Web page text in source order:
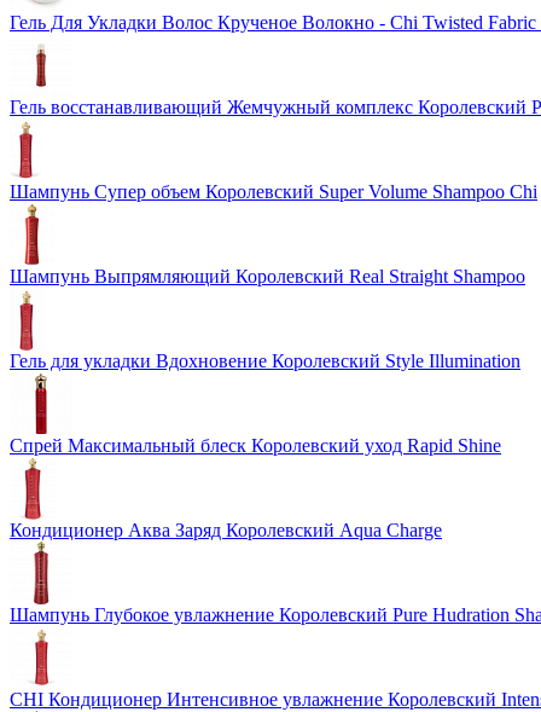
Гель Для Укладки Волос Крученое Волокно - Chi Twisted Fabric
Гель восстанавливающий Жемчужный комплекс Королевский
Шампунь Супер объем Королевский Super Volume Shampoo Chi
Шампунь Выпрямляющий Королевский Real Straight Shampoo
Гель для укладки Вдохновение Королевский Style Illumination
Спрей Максимальный блеск Королевский уход Rapid Shine
Кондиционер Аква Заряд Королевский Aqua Charge
Шампунь Глубокое увлажнение Королевский Pure Hudration
CHI Кондиционер Интенсивное увлажнение Королевский